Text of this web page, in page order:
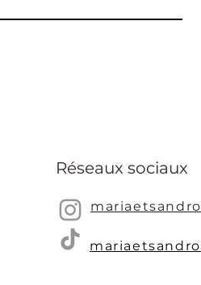
Réseaux sociaux
mariaetsandro
mariaetsandro